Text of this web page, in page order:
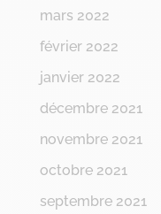
mars 2022
février 2022
janvier 2022
décembre 2021
novembre 2021
octobre 2021
septembre 2021